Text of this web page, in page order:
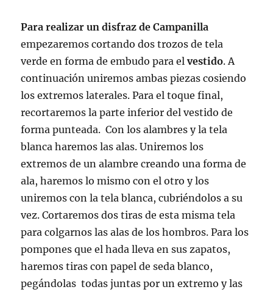
Para realizar un disfraz de Campanilla
empezaremos cortando dos trozos de tela
verde en forma de embudo para elvestido. A
continuación uniremos ambas piezas cosiendo
los extremos laterales. Para el toque final,
recortaremos la parte inferior del vestido de
forma punteada. Con los alambres y la tela
blanca haremos las alas. Uniremos los
extremos de un alambre creando una forma de
ala, haremos lo mismo con el otro y los
uniremos con la tela blanca, cubriéndolos a su
vez. Cortaremos dos tiras de esta misma tela
para colgarnos las alas de los hombros. Para los
pompones que el hada lleva en sus zapatos,
haremos tiras con papel de seda blanco,
pegándolas todas juntas por un extremo y las